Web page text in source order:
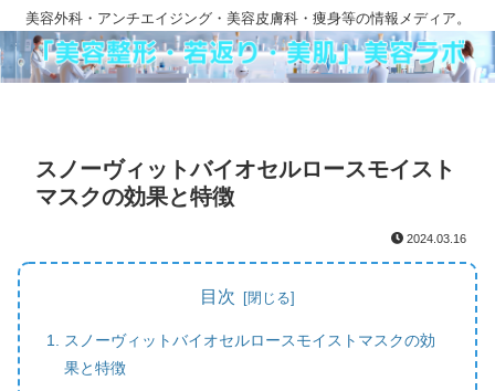
美容外科・アンチエイジング・美容皮膚科・痩身等の情報メディア。
スノーヴィットバイオセルロースモイスト
マスクの効果と特徴
2024.03.16
目次
スノーヴィットバイオセルロースモイストマスクの効
果と特徴